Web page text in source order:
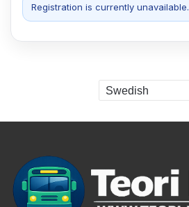
Registration is currently unavailable.